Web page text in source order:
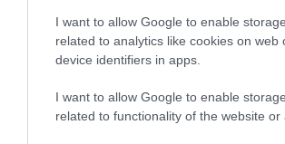
I want to allow Google to enable storage
related to analytics like cookies on web
device identifiers in apps.
I want to allow Google to enable storage
related to functionality of the website or